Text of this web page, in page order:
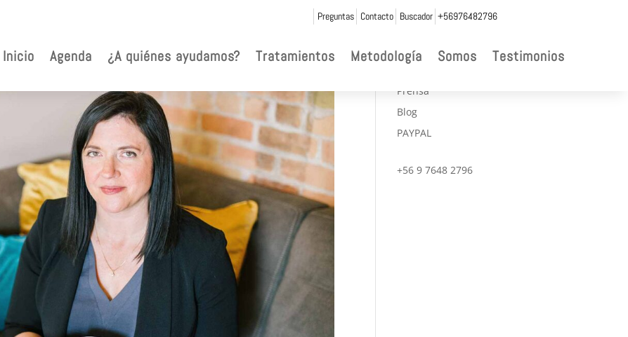
Preguntas Contacto Buscador +56976482796
Inicio Agenda ¿A quiénes ayudamos? Tratamientos Metodología Somos Testimonios
Prensa
Blog
PAYPAL
+56 9 7648 2796